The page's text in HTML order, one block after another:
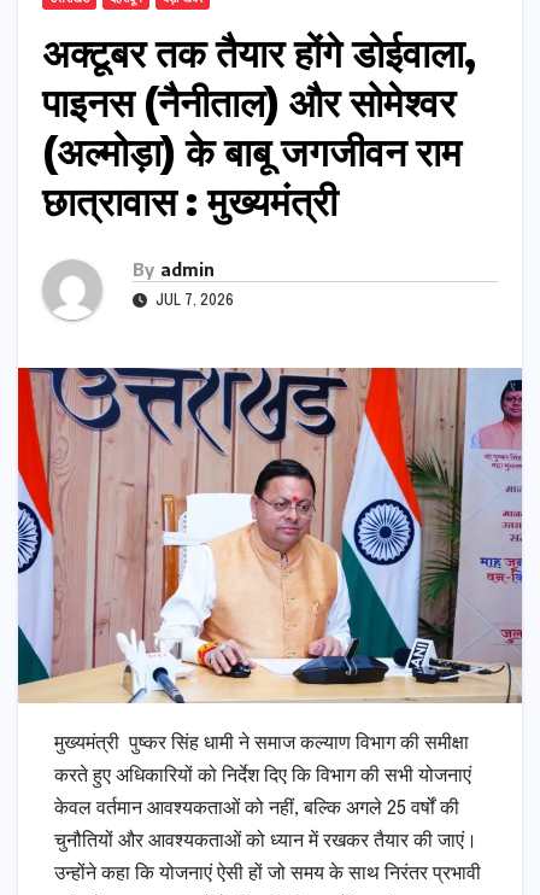
अक्टूबर तक तैयार होंगे डोईवाला,
पाइनस (नैनीताल) और सोमेश्वर
(अल्मोड़ा) के बाबू जगजीवन राम
छात्रावास : मुख्यमंत्री
By admin
JUL 7, 2026
मुख्यमंत्री पुष्कर सिंह धामी ने समाज कल्याण विभाग की समीक्षा
करते हुए अधिकारियों को निर्देश दिए कि विभाग की सभी योजनाएं
केवल वर्तमान आवश्यकताओं को नहीं, बल्कि अगले 25 वर्षों की
चुनौतियों और आवश्यकताओं को ध्यान में रखकर तैयार की जाएं।
उन्होंने कहा कि योजनाएं ऐसी हों जो समय के साथ निरंतर प्रभावी